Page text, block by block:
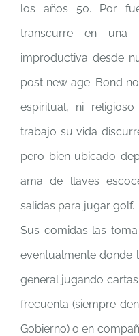
los años 50. Por
transcurre en una
improductiva desde
post new age. Bond
espiritual, ni
trabajo su vida
pero bien ubicado
ama de llaves
salidas para jugar golf.
Sus comidas las
eventualmente donde
general jugando
frecuenta (siempre
Gobierno) o en